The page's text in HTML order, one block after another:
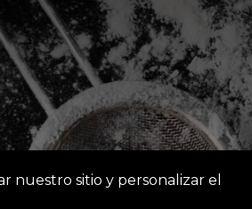
nuestro sitio y personalizar el